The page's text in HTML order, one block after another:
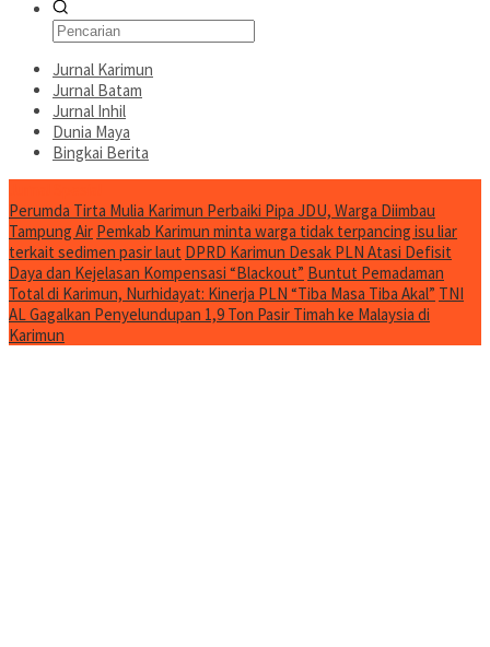
Jurnal Karimun
Jurnal Batam
Jurnal Inhil
Dunia Maya
Bingkai Berita
Perumda Tirta Mulia Karimun Perbaiki Pipa JDU, Warga Diimbau
Tampung Air Pemkab Karimun minta warga tidak terpancing isu liar
terkait sedimen pasir laut DPRD Karimun Desak PLN Atasi Defisit
Daya dan Kejelasan Kompensasi “Blackout” Buntut Pemadaman
Total di Karimun, Nurhidayat: Kinerja PLN “Tiba Masa Tiba Akal” TNI
AL Gagalkan Penyelundupan 1,9 Ton Pasir Timah ke Malaysia di
Karimun